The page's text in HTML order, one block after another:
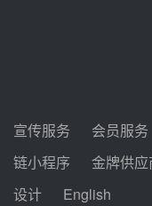
宣传服务 会员服务
链小程序
金牌供应
设计
English